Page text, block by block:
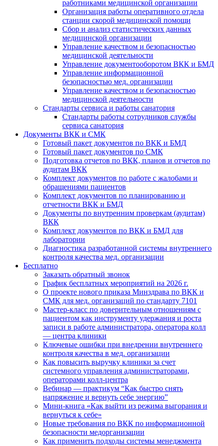
работниками медицинской организации
Организация работы оперативного отдела
станции скорой медицинской помощи
Сбор и анализ статистических данных
медицинской организации
Управление качеством и безопасностью
медицинской деятельности
Управление документооборотом ВКК и БМД
Управление информационной
безопасностью мед. организации
Управление качеством и безопасностью
медицинской деятельности
Стандарты сервиса и работы санатория
Стандарты работы сотрудников службы
сервиса санатория
Документы ВКК и СМК
Готовый пакет документов по ВКК и БМД
Готовый пакет документов по СМК
Подготовка отчетов по ВКК, планов и отчетов по
аудитам ВКК
Комплект документов по работе с жалобами и
обращениями пациентов
Комплект документов по планированию и
отчетности ВКК и БМД
Документы по внутренним проверкам (аудитам)
ВКК
Комплект документов по ВКК и БМД для
лаборатории
Диагностика разработанной системы внутреннего
контроля качества мед. организации
Бесплатно
Заказать обратный звонок
График бесплатных мероприятий на 2026 г.
О проекте нового приказа Минздрава по ВКК и
СМК для мед. организаций по стандарту 7101
Мастер-класс по доверительным отношениям с
пациентом как инструменту удержания и роста
записи в работе администратора, оператора колл
— центра клиники
Ключевые ошибки при внедрении внутреннего
контроля качества в мед. организации
Как повысить выручку клиники за счет
системного управления администраторами,
операторами колл-центра
Вебинар — практикум “Как быстро снять
напряжение и вернуть себе энергию”
Мини-книга «Как выйти из режима выгорания и
вернуться к себе»
Новые требования по ВКК по информационной
безопасности медорганизации
Как применить подходы системы менеджмента